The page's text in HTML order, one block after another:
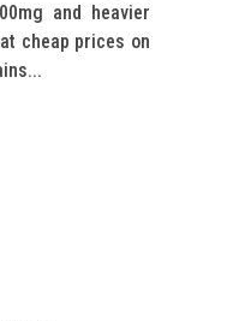
and heavier
cheap prices on